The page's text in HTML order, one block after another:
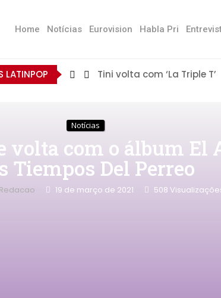
Home Notícias Eurovision Habla Pri
LATINPOP Tini volta com ‘La Triple T’
Notícias
volta com o álbum El
Tiempos Del Perreo
Redacao 19 de março de 2021 508